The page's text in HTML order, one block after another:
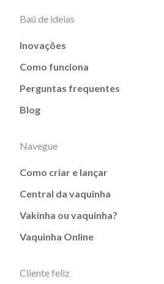
Baú de ideias
Inovações
Como funciona
Perguntas frequentes
Blog
Navegue
Como criar e lançar
Central da vaquinha
Vakinha ou vaquinha?
Vaquinha Online
Cliente feliz